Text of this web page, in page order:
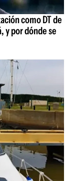
como DT de
y por dónde se